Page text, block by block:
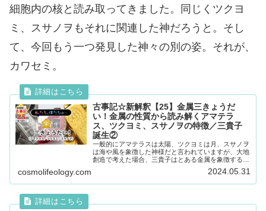
細胞内の核と読み取ってきました。同じくツクヨ
ミ、スサノヲもそれに関連した神だろうと。そし
て、今回もう一つ発見した神々の別の姿。それが、
カワセミ。
古事記☆新解釈【25】金属三きょうだ
い！金属の性質から読み解くアマテラ
ス、ツクヨミ、スサノヲの特徴／三貴子
誕生②
一般的にアマテラスは太陽、ツクヨミは月、スサノヲ
は海や風を象徴した神様だと言われていますが、大地
創造で考えた場合、三貴子はとある金属を象徴する神
だった！金属から読み解く神々の性質とは！？
cosmolifeology.com 2024.05.31